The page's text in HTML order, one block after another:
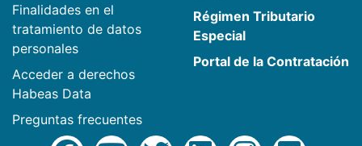
Finalidades en el
tratamiento de datos
personales
Acceder a derechos
Habeas Data
Preguntas frecuentes
Régimen Tributario
Especial
Portal de la Contratación